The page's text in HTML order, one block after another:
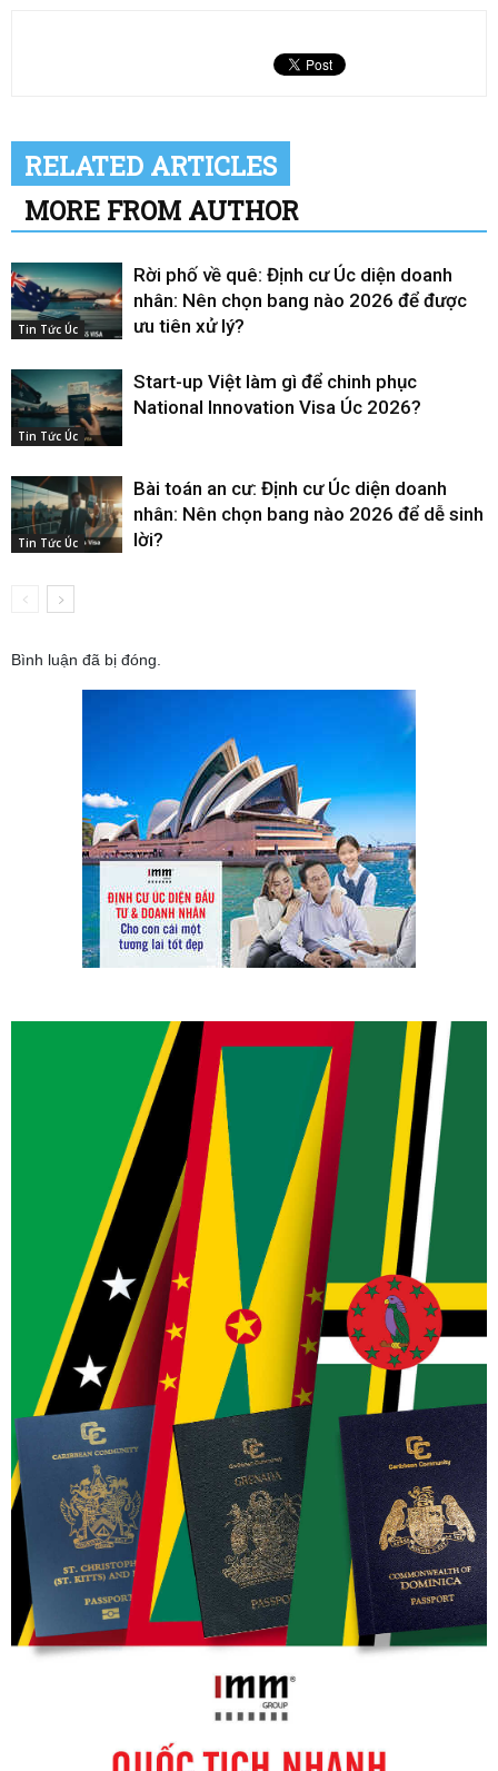
RELATED ARTICLES
MORE FROM AUTHOR
Tin Tức Úc
Rời phố về quê: Định cư Úc diện doanh
nhân: Nên chọn bang nào 2026 để được
ưu tiên xử lý?
Tin Tức Úc
Start-up Việt làm gì để chinh phục
National Innovation Visa Úc 2026?
Tin Tức Úc
Bài toán an cư: Định cư Úc diện doanh
nhân: Nên chọn bang nào 2026 để dễ sinh
lời?
Bình luận đã bị đóng.